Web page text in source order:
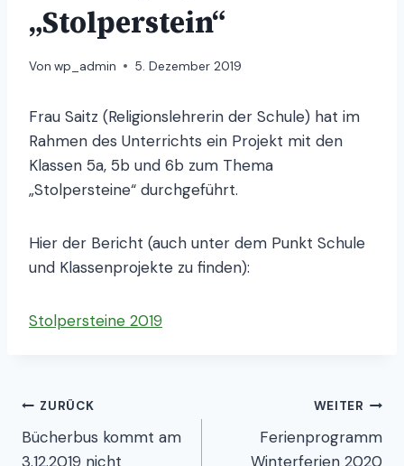
„Stolperstein“
Von wp_admin 5. Dezember 2019
Frau Saitz (Religionslehrerin der Schule) hat im
Rahmen des Unterrichts ein Projekt mit den
Klassen 5a, 5b und 6b zum Thema
„Stolpersteine“ durchgeführt.
Hier der Bericht (auch unter dem Punkt Schule
und Klassenprojekte zu finden):
Stolpersteine 2019
Beitragsnavigation
ZURÜCK
Bücherbus kommt am
3.12.2019 nicht
WEITER
Ferienprogramm
Winterferien 2020